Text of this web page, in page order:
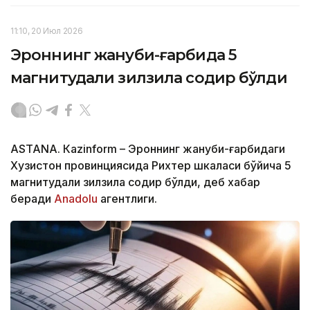
11:10, 20 Июл 2026
Эроннинг жануби-ғарбида 5
магнитудали зилзила содир бўлди
ASTANА. Кazinform – Эроннинг жануби-ғарбидаги
Хузистон провинциясида Рихтер шкаласи бўйича 5
магнитудали зилзила содир бўлди, деб хабар
беради Аnadolu агентлиги.